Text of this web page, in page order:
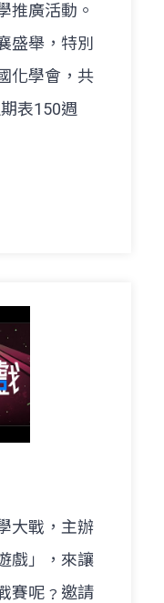
推廣活動。
盛舉，特別
化學會，共
表150週
大戰，主辦
戲」，來讓
賽呢﹖邀請